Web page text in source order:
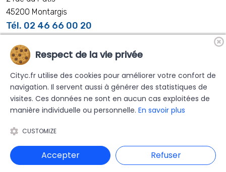
45200 Montargis
Tél. 02 46 66 00 20
Nos distributeurs partenaires
© 2025 CMRP.Tous droits réservés
Mentions légales|Politique de confidentialité
Respect de la vie privée
Cityc.fr utilise des cookies pour améliorer votre confort de
navigation. Il servent aussi à générer des statistiques de
visites. Ces données ne sont en aucun cas exploitées de
manière individuelle ou personnelle. En savoir plus
CUSTOMIZE
Accepter Refuser